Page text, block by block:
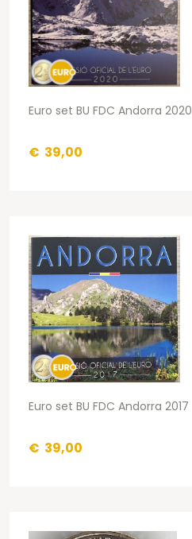
Euro set BU FDC Andorra 2020
€ 39,00
Euro set BU FDC Andorra 2017
€ 39,00